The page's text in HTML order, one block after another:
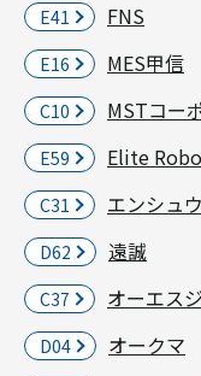
E41 FNS
E16 MES甲信
C10 MSTコー
E59 Elite
C31 エンシュウ
D62 遠誠
C37 オーエス
D04 オークマ